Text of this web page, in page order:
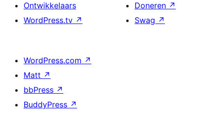
Ontwikkelaars
WordPress.tv ↗
Doneren ↗
Swag ↗
WordPress.com ↗
Matt ↗
bbPress ↗
BuddyPress ↗